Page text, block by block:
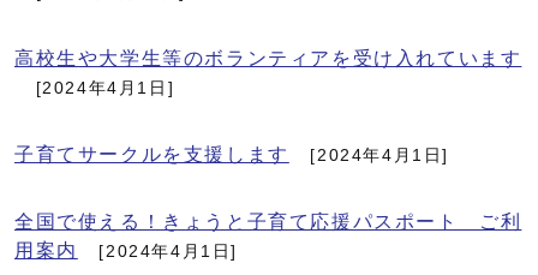
高校生や大学生等のボランティアを受け入れています
[2024年4月1日]
子育てサークルを支援します [2024年4月1日]
全国で使える！きょうと子育て応援パスポート ご利
用案内
[2024年4月1日]